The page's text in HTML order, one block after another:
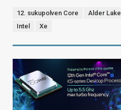
12. sukupolven Core Alder Lake
Intel
Xe